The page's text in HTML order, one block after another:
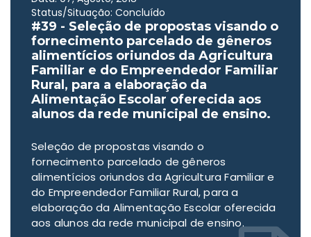
Status/Situação: Concluído
#39 - Seleção de propostas visando o
fornecimento parcelado de gêneros
alimentícios oriundos da Agricultura
Familiar e do Empreendedor Familiar
Rural, para a elaboração da
Alimentação Escolar oferecida aos
alunos da rede municipal de ensino.
Seleção de propostas visando o
fornecimento parcelado de gêneros
alimentícios oriundos da Agricultura Familiar e
do Empreendedor Familiar Rural, para a
elaboração da Alimentação Escolar oferecida
aos alunos da rede municipal de ensino.